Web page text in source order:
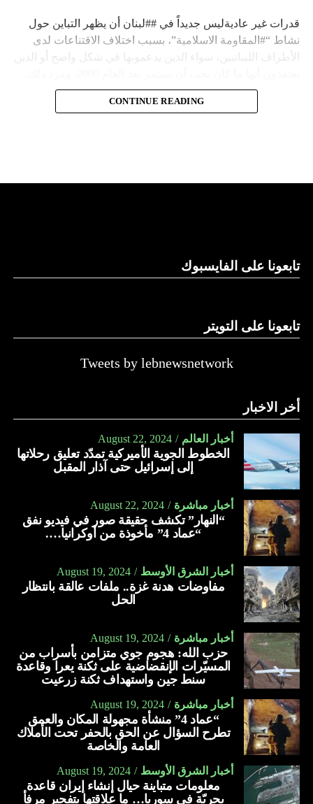
قدرات غير عاديةليس جديداً في ##لبنان أن يظهر التباين حول
نشاط “#المقاومة الاسلامية”، بسبب اختلاف الاقتناعات لدى
الأطراف اللبنانيين، سواء الذين يدعمونها في شكل واضح أو الذين
إلى أن المقاومة ضد الاحتلال الإسرائيلي لم تكن يوماً محط
إجماع داخلي، وإن كانت القوى اللبنانية المؤمنة بالصراع ضد
النهار
CONTINUE READING
تابعونا على الفايسبوك
تابعونا على التويتر
Tweets by lebnewsnetwork
أخر الاخبار
أخبار العالم August 22, 2024
الخطوط الجوية الأميركية تمدّد تعليق رحلاتها
إلى إسرائيل حتى آذار المقبل
أخبار مباشرة August 22, 2024
“النهار” تكشف حقيقة صور في فيديو نفق
“عماد 4” مأخوذة من أوكرانيا….
أخبار الشرق الأوسط August 19, 2024
مفاوضات هدنة غزة.. ملفات عالقة بانتظار
الحل
أخبار مباشرة August 19, 2024
حزب الله: هجوم جوي متزامن بأسراب من
المسيّرات الإنقضاضية على ثكنة يعرا وقاعدة
سنط جين واستهداف ثكنة زرعيت
أخبار مباشرة August 19, 2024
“عماد 4” منشأة مجهولة المكان والعمق
تطرح السؤال عن الحق بالحفر تحت الأملاك
العامة والخاصة
أخبار الشرق الأوسط August 19, 2024
معلومات متباينة حيال إنشاء إيران قاعدة
بحريّة في سوريا… ما علاقتها بتفجير مرفأ